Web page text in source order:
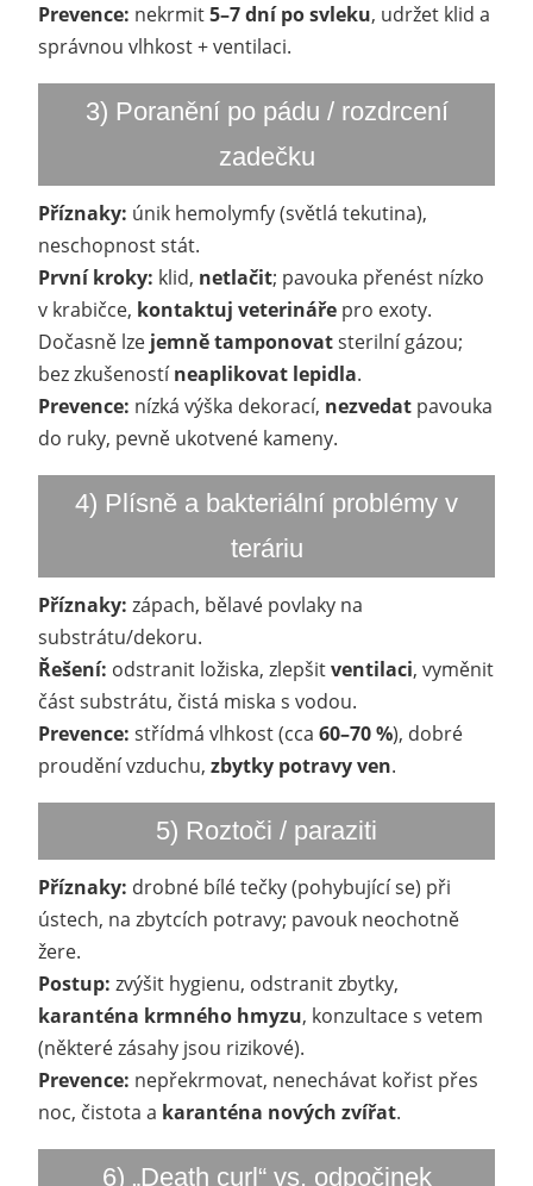
Prevence: nekrmit5–7 dní po svleku, udržet klid a
správnou vlhkost + ventilaci.
3) Poranění po pádu / rozdrcení
zadečku
Příznaky: únik hemolymfy (světlá tekutina),
neschopnost stát.
První kroky: klid, netlačit; pavouka přenést nízko
v krabičce, kontaktuj veterinářepro exoty.
Dočasně lze jemně tamponovatsterilní gázou;
bez zkušenostíneaplikovat lepidla.
Prevence: nízká výška dekorací, nezvedatpavouka
do ruky, pevně ukotvené kameny.
4) Plísně a bakteriální problémy v
teráriu
Příznaky: zápach, bělavé povlaky na
substrátu/dekoru.
Řešení: odstranit ložiska, zlepšitventilaci, vyměnit
část substrátu, čistá miska s vodou.
Prevence: střídmá vlhkost (cca 60–70 %), dobré
proudění vzduchu, zbytky potravy ven.
5) Roztoči / paraziti
Příznaky: drobné bílé tečky (pohybující se) při
ústech, na zbytcích potravy; pavouk neochotně
žere.
Postup: zvýšit hygienu, odstranit zbytky,
karanténa krmného hmyzu, konzultace s vetem
(některé zásahy jsou rizikové).
Prevence: nepřekrmovat, nenechávat kořist přes
noc, čistota a karanténa nových zvířat.
6) „Death curl“ vs. odpočinek